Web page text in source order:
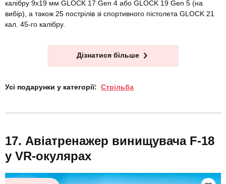
калібру 9x19 мм GLOCK 17 Gen 4 або GLOCK 19 Gen 5 (на
вибір), а також 25 пострілів зі спортивного пістолета GLOCK 21
кал. 45-го калібру.
Дізнатися більше
Усі подарунки у категорії: Стрільба
Авіатренажер винищувача F-18
у VR-окулярах